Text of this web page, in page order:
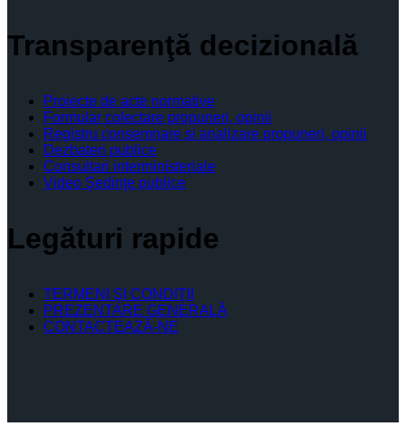
Transparenţă decizională
Proiecte de acte normative
Formular colectare propuneri, opinii
Registru consemnare si analizare propuneri, opinii
Dezbateri publice
Consultari interministeriale
Video Şedinţe publice
Legături rapide
TERMENI ŞI CONDIŢII
PREZENTARE GENERALĂ
CONTACTEAZĂ-NE